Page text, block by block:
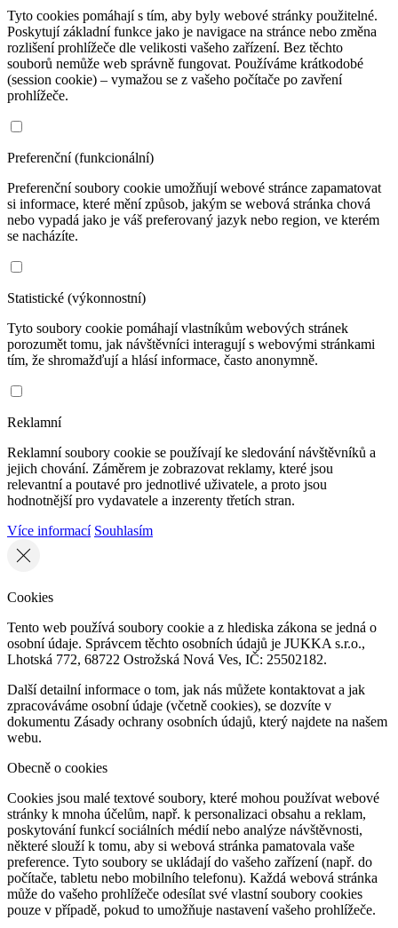
Tyto cookies pomáhají s tím, aby byly webové stránky použitelné.
Poskytují základní funkce jako je navigace na stránce nebo změna
rozlišení prohlížeče dle velikosti vašeho zařízení. Bez těchto
souborů nemůže web správně fungovat. Používáme krátkodobé
(session cookie) – vymažou se z vašeho počítače po zavření
prohlížeče.
Preferenční (funkcionální)
Preferenční soubory cookie umožňují webové stránce zapamatovat
si informace, které mění způsob, jakým se webová stránka chová
nebo vypadá jako je váš preferovaný jazyk nebo region, ve kterém
se nacházíte.
Statistické (výkonnostní)
Tyto soubory cookie pomáhají vlastníkům webových stránek
porozumět tomu, jak návštěvníci interagují s webovými stránkami
tím, že shromažďují a hlásí informace, často anonymně.
Reklamní
Reklamní soubory cookie se používají ke sledování návštěvníků a
jejich chování. Záměrem je zobrazovat reklamy, které jsou
relevantní a poutavé pro jednotlivé uživatele, a proto jsou
hodnotnější pro vydavatele a inzerenty třetích stran.
Více informací Souhlasím
Cookies
Tento web používá soubory cookie a z hlediska zákona se jedná o
osobní údaje. Správcem těchto osobních údajů je JUKKA s.r.o.,
Lhotská 772, 68722 Ostrožská Nová Ves, IČ: 25502182.
Další detailní informace o tom, jak nás můžete kontaktovat a jak
zpracováváme osobní údaje (včetně cookies), se dozvíte v
dokumentu Zásady ochrany osobních údajů, který najdete na našem
webu.
Obecně o cookies
Cookies jsou malé textové soubory, které mohou používat webové
stránky k mnoha účelům, např. k personalizaci obsahu a reklam,
poskytování funkcí sociálních médií nebo analýze návštěvnosti,
některé slouží k tomu, aby si webová stránka pamatovala vaše
preference. Tyto soubory se ukládají do vašeho zařízení (např. do
počítače, tabletu nebo mobilního telefonu). Každá webová stránka
může do vašeho prohlížeče odesílat své vlastní soubory cookies
pouze v případě, pokud to umožňuje nastavení vašeho prohlížeče.